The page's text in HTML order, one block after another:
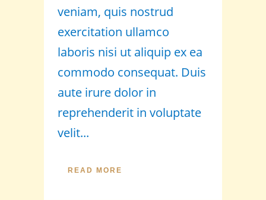
veniam, quis nostrud
exercitation ullamco
laboris nisi ut aliquip ex ea
commodo consequat. Duis
aute irure dolor in
reprehenderit in voluptate
velit...
READ MORE